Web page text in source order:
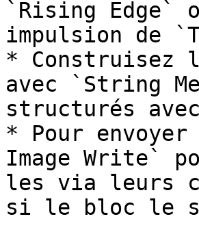
`Rising Edge`
impulsion de
* Construisez
avec `String
structurés
* Pour
Image Write`
les via leurs
si le bloc le